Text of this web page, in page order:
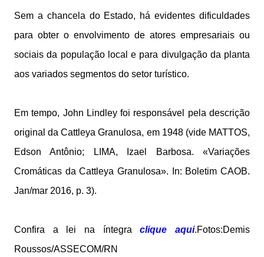
Sem a chancela do Estado, há evidentes dificuldades
para obter o envolvimento de atores empresariais ou
sociais da população local e para divulgação da planta
aos variados segmentos do setor turístico.
Em tempo, John Lindley foi responsável pela descrição
original da Cattleya Granulosa, em 1948 (vide MATTOS,
Edson Antônio; LIMA, Izael Barbosa. «Variações
Cromáticas da Cattleya Granulosa». In: Boletim CAOB.
Jan/mar 2016, p. 3).
Confira a lei na íntegraclique aqui.Fotos:Demis
Roussos/ASSECOM/RN